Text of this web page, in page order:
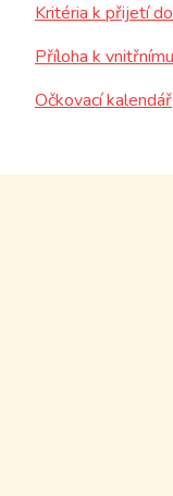
Kritéria k přijetí
Příloha k
Očkovací kalendář